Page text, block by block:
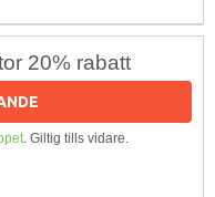
20% rabatt
. Giltig tills vidare.